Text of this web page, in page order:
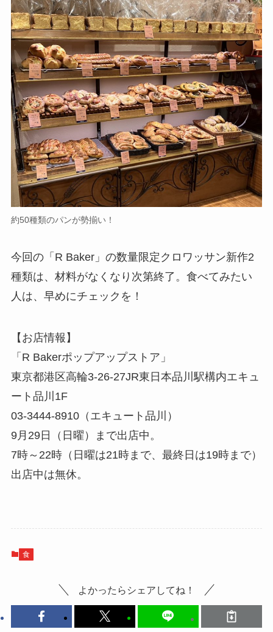
約50種類のパンが勢揃い！
今回の「R Baker」の数量限定クロワッサン新作2
種類は、材料がなくなり次第終了。食べてみたい
人は、早めにチェックを！
【お店情報】
「R Bakerポップアップストア」
東京都港区高輪3-26-27JR東日本品川駅構内エキュ
ート品川1F
03-3444-8910（エキュート品川）
9月29日（日曜）まで出店中。
7時～22時（日曜は21時まで、最終日は19時まで）
出店中は無休。
食
よかったらシェアしてね！